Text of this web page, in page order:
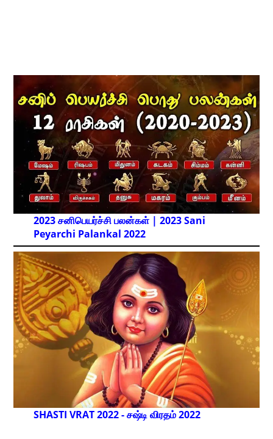
2023 சனிபெயர்ச்சி பலன்கள் | 2023 Sani
Peyarchi Palankal 2022
SHASTI VRAT 2022 - சஷ்டி விரதம் 2022